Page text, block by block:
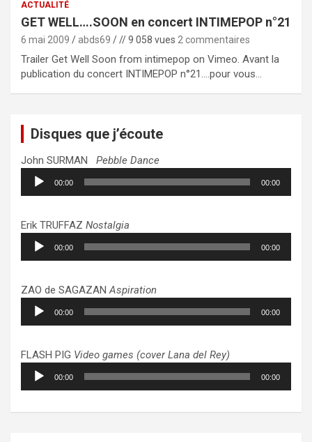
ACTUALITÉ
GET WELL….SOON en concert INTIMEPOP n°21
6 mai 2009 abds69 // 9 058 vues 2 commentaires
Trailer Get Well Soon from intimepop on Vimeo. Avant la
publication du concert INTIMEPOP n°21….pour vous…
Disques que j’écoute
John SURMAN Pebble Dance
Lecteur
audio
00:00 00:00
Erik TRUFFAZ Nostalgia
Lecteur
audio
00:00 00:00
ZAO de SAGAZANAspiration
Lecteur
audio
00:00 00:00
FLASH PIG Video games (cover Lana del Rey)
Lecteur
audio
00:00 00:00